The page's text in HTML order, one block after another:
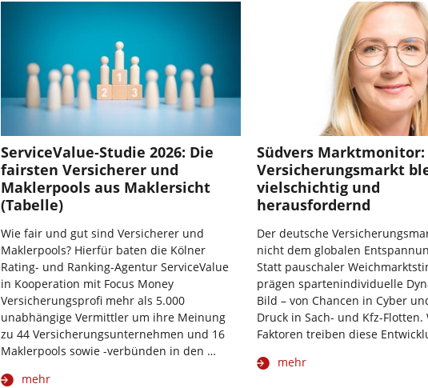
ServiceValue-Studie 2026: Die
fairsten Versicherer und
Maklerpools aus Maklersicht
(Tabelle)
Wie fair und gut sind Versicherer und
Maklerpools? Hierfür baten die Kölner
Rating- und Ranking-Agentur ServiceValue
in Kooperation mit Focus Money
Versicherungsprofi mehr als 5.000
unabhängige Vermittler um ihre Meinung
zu 44 Versicherungsunternehmen und 16
Maklerpools sowie -verbünden in den …
mehr
Südvers Marktmonitor:
Versicherungsmarkt
vielschichtig und
herausfordernd
Der deutsche
nicht dem globalen
Statt pauschaler
prägen spartenindividuelle
Bild – von Chancen in Cyber
Druck in Sach- und Kfz-Flotten.
Faktoren treiben diese
mehr